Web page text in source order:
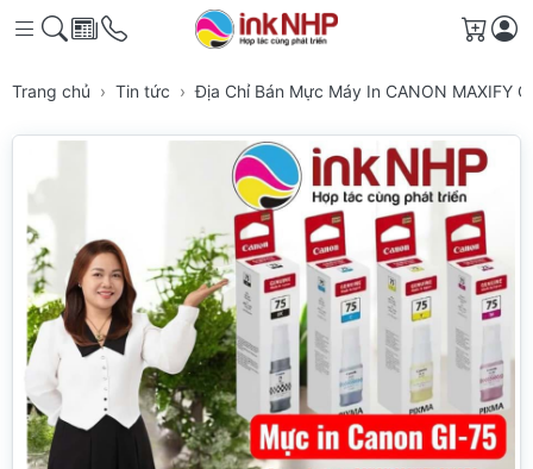
Giỏ
Trang chủ Tin tức Địa Chỉ Bán Mực Máy In CANON MAXIFY